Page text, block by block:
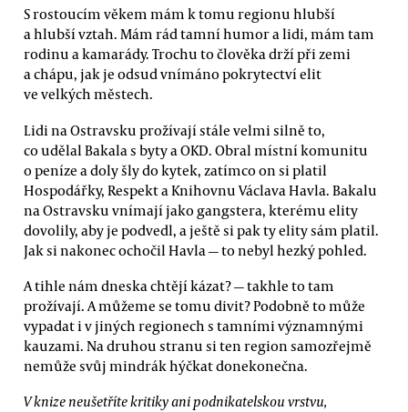
S rostoucím věkem mám k tomu regionu hlubší
a hlubší vztah. Mám rád tamní humor a lidi, mám tam
rodinu a kamarády. Trochu to člověka drží při zemi
a chápu, jak je odsud vnímáno pokrytectví elit
ve velkých městech.
Lidi na Ostravsku prožívají stále velmi silně to,
co udělal Bakala s byty a OKD. Obral místní komunitu
o peníze a doly šly do kytek, zatímco on si platil
Hospodářky, Respekt a Knihovnu Václava Havla. Bakalu
na Ostravsku vnímají jako gangstera, kterému elity
dovolily, aby je podvedl, a ještě si pak ty elity sám platil.
Jak si nakonec ochočil Havla — to nebyl hezký pohled.
A tihle nám dneska chtějí kázat? — takhle to tam
prožívají. A můžeme se tomu divit? Podobně to může
vypadat i v jiných regionech s tamními významnými
kauzami. Na druhou stranu si ten region samozřejmě
nemůže svůj mindrák hýčkat donekonečna.
V knize neušetříte kritiky ani podnikatelskou vrstvu,